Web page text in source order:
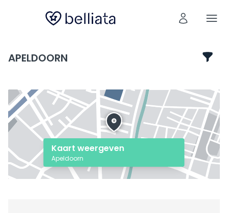
APELDOORN
Kaart weergeven
Apeldoorn